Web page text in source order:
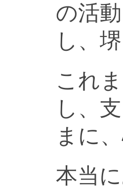
の活
し、
これ
し、
まに
本当